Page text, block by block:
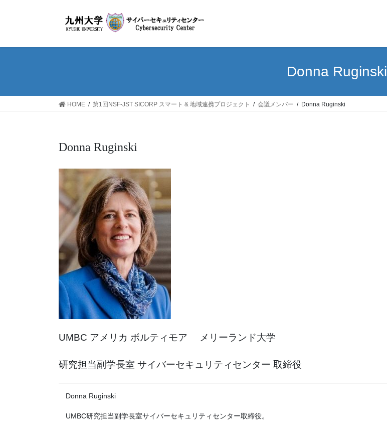
Donna Ruginski
HOME 第1回NSF-JST SICORP スマート & 地域連携プロジェクト 会議メンバー Donna Ruginski
Donna Ruginski
UMBC アメリカ ボルティモア メリーランド大学
研究担当副学長室 サイバーセキュリティセンター 取締役
Donna Ruginski
UMBC研究担当副学長室サイバーセキュリティセンター取締役。